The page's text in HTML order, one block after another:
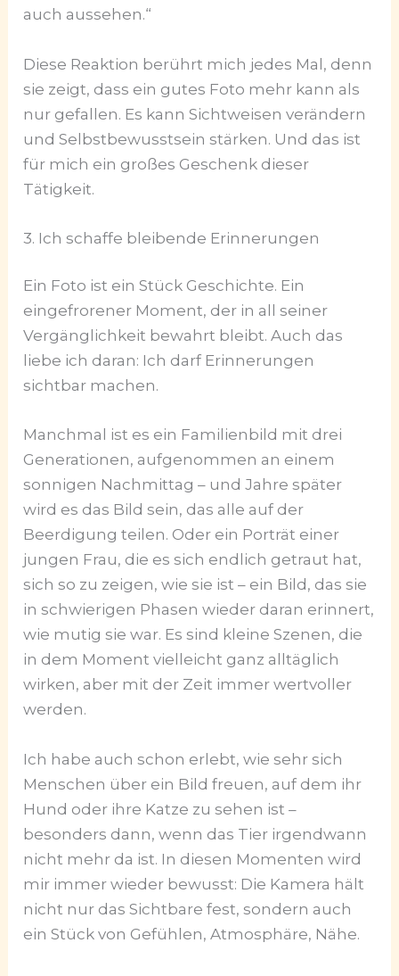
auch aussehen.“
Diese Reaktion berührt mich jedes Mal, denn
sie zeigt, dass ein gutes Foto mehr kann als
nur gefallen. Es kann Sichtweisen verändern
und Selbstbewusstsein stärken. Und das ist
für mich ein großes Geschenk dieser
Tätigkeit.
3. Ich schaffe bleibende Erinnerungen
Ein Foto ist ein Stück Geschichte. Ein
eingefrorener Moment, der in all seiner
Vergänglichkeit bewahrt bleibt. Auch das
liebe ich daran: Ich darf Erinnerungen
sichtbar machen.
Manchmal ist es ein Familienbild mit drei
Generationen, aufgenommen an einem
sonnigen Nachmittag – und Jahre später
wird es das Bild sein, das alle auf der
Beerdigung teilen. Oder ein Porträt einer
jungen Frau, die es sich endlich getraut hat,
sich so zu zeigen, wie sie ist – ein Bild, das sie
in schwierigen Phasen wieder daran erinnert,
wie mutig sie war. Es sind kleine Szenen, die
in dem Moment vielleicht ganz alltäglich
wirken, aber mit der Zeit immer wertvoller
werden.
Ich habe auch schon erlebt, wie sehr sich
Menschen über ein Bild freuen, auf dem ihr
Hund oder ihre Katze zu sehen ist –
besonders dann, wenn das Tier irgendwann
nicht mehr da ist. In diesen Momenten wird
mir immer wieder bewusst: Die Kamera hält
nicht nur das Sichtbare fest, sondern auch
ein Stück von Gefühlen, Atmosphäre, Nähe.